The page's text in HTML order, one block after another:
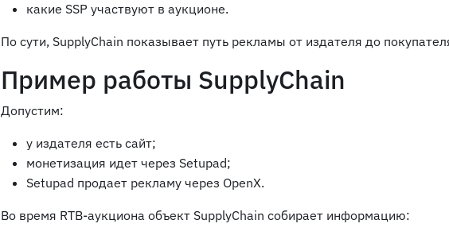
какие SSP участвуют в аукционе.
По сути, SupplyChain показывает путь рекламы от издателя до
Пример работы SupplyChain
Допустим:
у издателя есть сайт;
монетизация идет через Setupad;
Setupad продает рекламу через OpenX.
Во время RTB-аукциона объект SupplyChain собирает информацию: